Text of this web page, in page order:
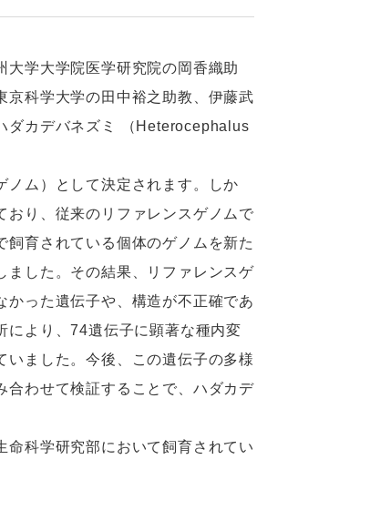
学大学院医学研究院の岡香織助
京科学大学の田中裕之助教、伊藤武
ダカデバネズミ （Heterocephalus
ム）として決定されます。しか
おり、従来のリファレンスゲノムで
育されている個体のゲノムを新た
ました。その結果、リファレンスゲ
かった遺伝子や、構造が不正確であ
により、74遺伝子に顕著な種内変
ました。今後、この遺伝子の多様
合わせて検証することで、ハダカデ
科学研究部において飼育されてい